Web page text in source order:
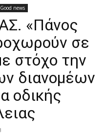
Good news
«Πάνος
σε
στόχο την
διανομέων
οδικής